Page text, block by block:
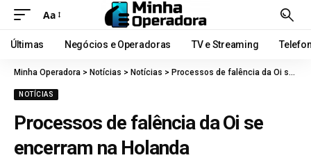
Aa
Últimas Negócios e Operadoras TV e Streaming
Minha Operadora > Notícias > Notícias > Processos de falência da Oi se encerram na Holanda
NOTÍCIAS
Processos de falência da Oi se
encerram na Holanda